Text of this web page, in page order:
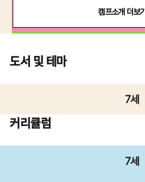
캠프소개 더보기
도서 및 테마
7세
커리큘럼
7세